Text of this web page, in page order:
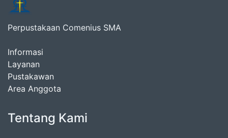
Perpustakaan Comenius SMA
Informasi
Layanan
Pustakawan
Area Anggota
Tentang Kami